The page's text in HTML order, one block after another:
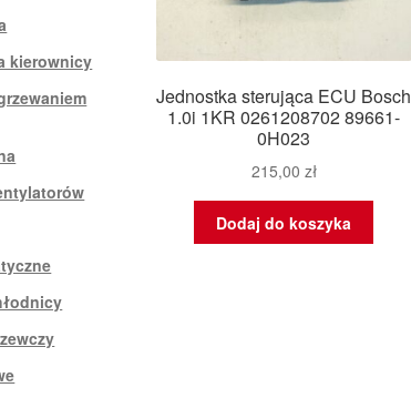
Jednostka sterująca ECU Bosch
1.0i 1KR 0261208702 89661-
0H023
215,00 zł
Dodaj do koszyka
kierownicy